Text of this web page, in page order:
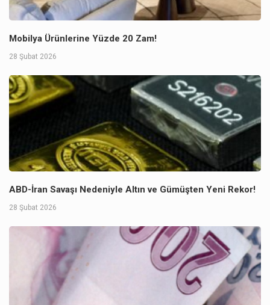
Mobilya Ürünlerine Yüzde 20 Zam!
28 Şubat 2026
ABD-İran Savaşı Nedeniyle Altın ve Gümüşten Yeni Rekor!
28 Şubat 2026